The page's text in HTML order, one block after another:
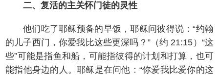
二、复活的主关怀门徒的灵性
他们吃了耶稣预备的早饭，耶稣问彼得说：“约翰
的儿子西门，你爱我比这些更深吗？”（约 21:15）“这
些”可能是指鱼和船，可能指彼得的计划和打算，也可
能指他身边的人。耶稣是在问他：“你爱我比爱你的这